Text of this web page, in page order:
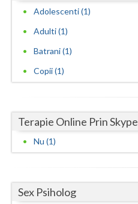
Mures
Salaj
Satu-Mare
Suceava
Adolescenti (1)
Adulti (1)
Batrani (1)
Copii (1)
Terapie Online Prin Skype
Nu (1)
Sex Psiholog